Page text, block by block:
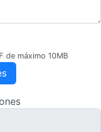
de máximo 10MB